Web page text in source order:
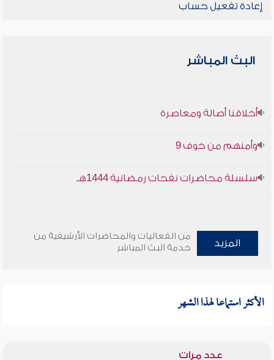
إعادة تفعيل حساب
البث المباشر
أخلاقنا أصالة ومعاصرة
وأمنهم من خوف 9
سلسلة محاضرات نفحات رمضانية 1444هـ
المزيد
من الفعاليات والمحاضرات الأرشيفية من
خدمة البث المباشر
الأكثر استماعا لهذا الشهر
عدد مرات